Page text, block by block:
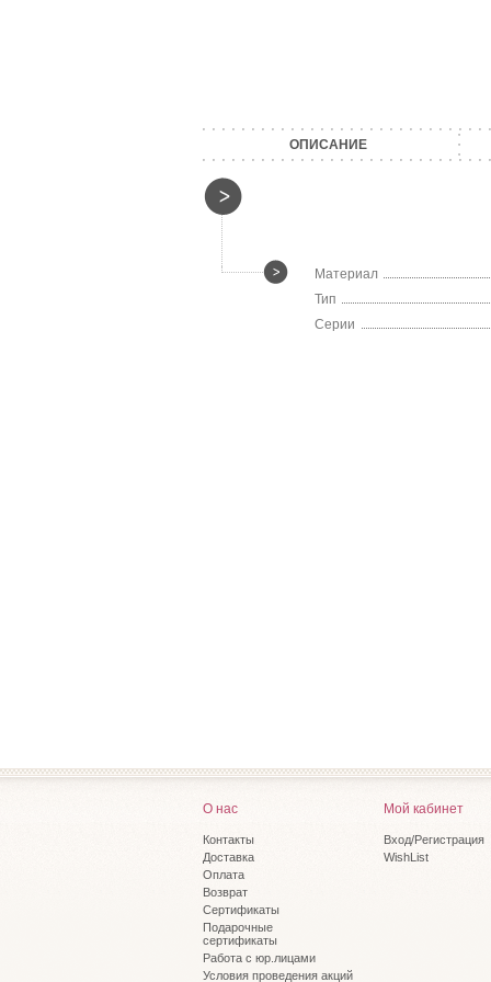
ОПИСАНИЕ
Материал
Тип
Серии
О нас
Контакты
Доставка
Оплата
Возврат
Сертификаты
Подарочные
сертификаты
Работа с юр.лицами
Условия проведения акций
Мой кабинет
Вход/Регистрация
WishList